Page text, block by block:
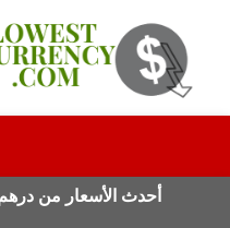
أحدث الأسعار من درهم